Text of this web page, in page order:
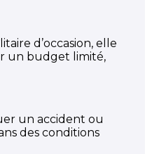
d’occasion, elle
un budget limité,
un accident ou
des conditions